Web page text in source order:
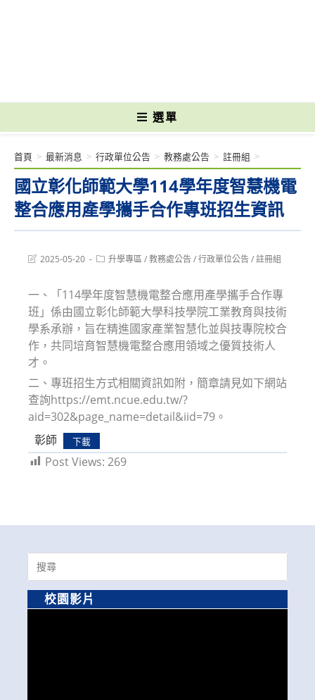
選單
國立彰化師範大學114學年度智慧機電
整合應用產學攜手合作專班招生資訊
首頁 > 最新消息 > 行政單位公告 > 教務處公告 > 註冊組 >
Post2025-05-20
Post升學專區/教務處公告/行政單位公告/註冊組
一、「114學年度智慧機電整合應用產學攜手合作專
班」係由國立彰化師範大學科技學院工業教育與技術
學系承辦，旨在精進國家產業智慧化並與技專院校合
作，共同培育智慧機電整合應用領域之優質技術人
才。
二、專班招生方式相關資訊如附，簡章請見如下網站
查詢https://emt.ncue.edu.tw/?
aid=302&page_name=detail&iid=79。
彰師
下載
Post Views: 269
Search
for:
校園影片